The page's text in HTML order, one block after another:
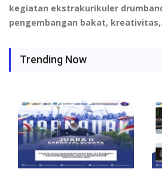
kegiatan ekstrakurikuler
pengembangan bakat,
Trending Now